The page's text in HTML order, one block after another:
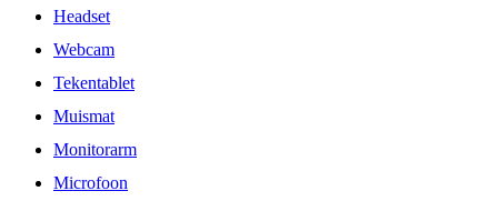
Headset
Webcam
Tekentablet
Muismat
Monitorarm
Microfoon